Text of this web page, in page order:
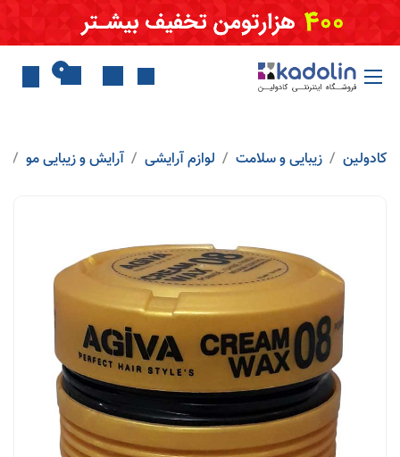
Skip to Content
0
کادولین زیبایی و سلامت لوازم آرایشی آرایش و زیبایی مو